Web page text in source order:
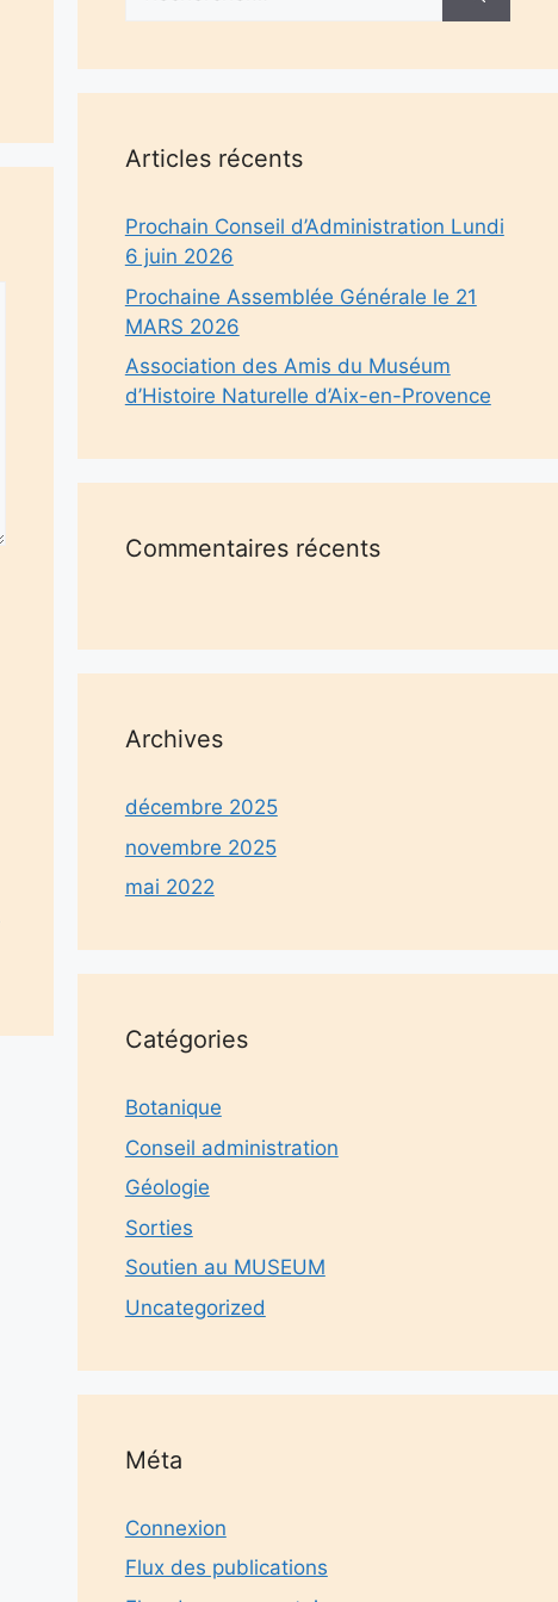
Articles récents
Prochain Conseil d’Administration Lundi
6 juin 2026
Prochaine Assemblée Générale le 21
MARS 2026
Association des Amis du Muséum
d’Histoire Naturelle d’Aix-en-Provence
Commentaires récents
Archives
décembre 2025
novembre 2025
mai 2022
Catégories
Botanique
Conseil administration
Géologie
Sorties
Soutien au MUSEUM
Uncategorized
Méta
Connexion
Flux des publications